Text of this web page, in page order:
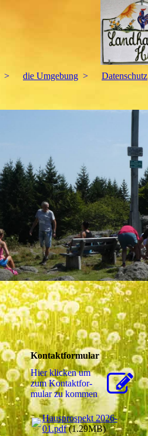
die Umgebung Datenschutz
Kontaktformular
Hier klicken um
zum Kon­takt­for­
mu­lar zu kommen
Hausprospekt 2026-
01.pdf(1.29MB)